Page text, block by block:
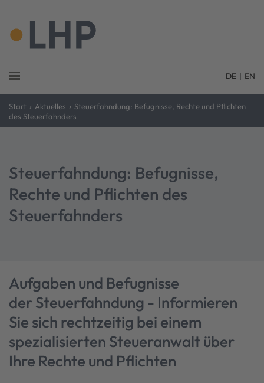
DE | EN
Start › Aktuelles › Steuerfahndung: Befugnisse, Rechte und Pflichten
des Steuerfahnders
Steuerfahndung: Befugnisse,
Rechte und Pflichten des
Steuerfahnders
Aufgaben und Befugnisse
der Steuerfahndung - Informieren
Sie sich rechtzeitig bei einem
spezialisierten Steueranwalt über
Ihre Rechte und Pflichten